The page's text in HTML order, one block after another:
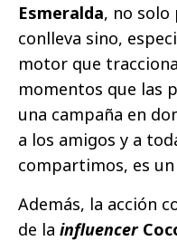
Esmeralda, no solo
conlleva sino,
motor que
momentos que las
una campaña en
a los amigos y a
compartimos, es
Además, la acción
de la influencer